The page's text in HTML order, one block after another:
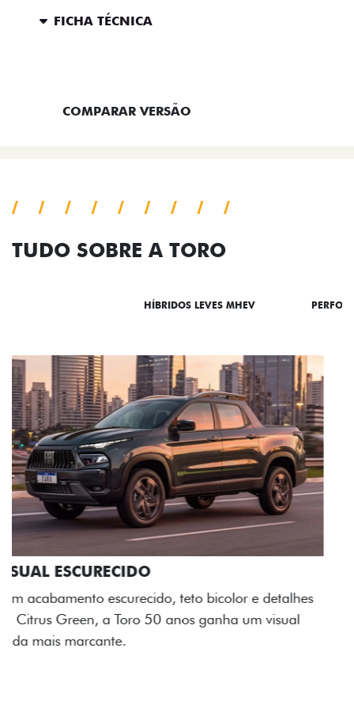
FICHA TÉCNICA
COMPARAR VERSÃO
TUDO SOBRE A TORO
HÍBRIDOS LEVES MHEV
ADESIVOS ESTILIZADOS
Os adesivos aplicados no capô e nas laterais
reforçam a identidade única dessa edição para lá de
comemorativa.